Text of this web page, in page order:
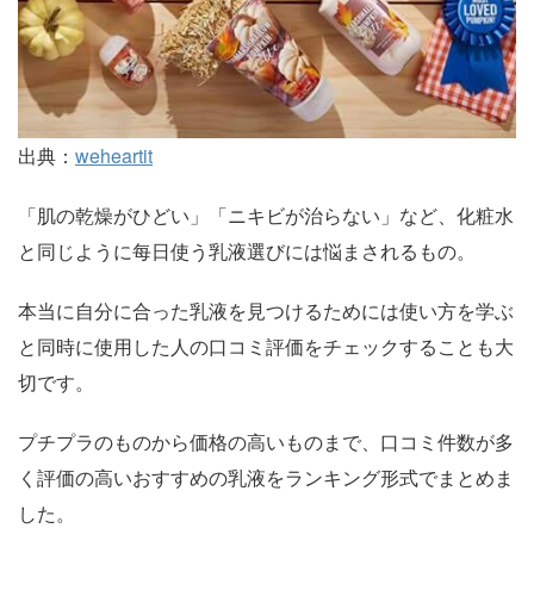
出典： weheartit
「肌の乾燥がひどい」「ニキビが治らない」など、化粧水
と同じように每日使う乳液選びには悩まされるもの。
本当に自分に合った乳液を見つけるためには使い方を学ぶ
と同時に使用した人の口コミ評価をチェックすることも大
切です。
プチプラのものから価格の高いものまで、口コミ件数が多
く評価の高いおすすめの乳液をランキング形式でまとめま
した。